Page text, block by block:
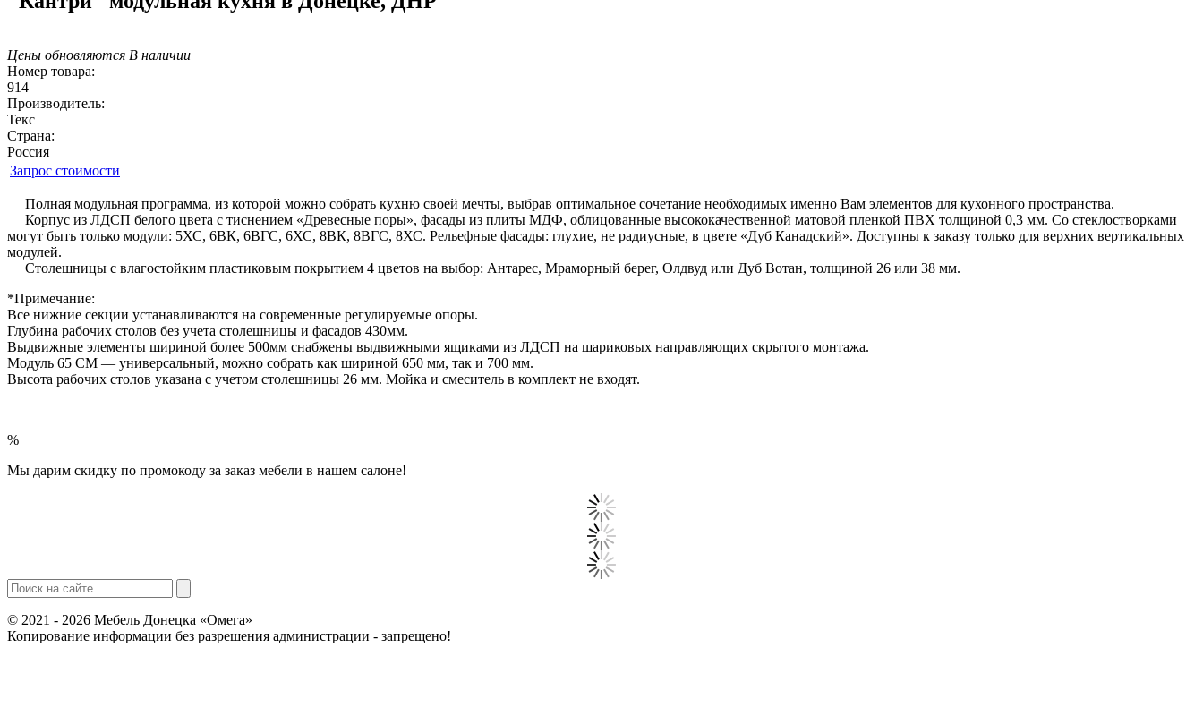
Цены обновляются В наличии
Номер товара:
914
Производитель:
Текс
Страна:
Россия
Запрос стоимости
Полная модульная программа, из которой можно собрать кухню своей мечты, выбрав оптимальное сочетание необходимых именно Вам элементов для кухонного пространства.
Корпус из ЛДСП белого цвета с тиснением «Древесные поры», фасады из плиты МДФ, облицованные высококачественной матовой пленкой ПВХ толщиной 0,3 мм. Со стеклостворками
могут быть только модули: 5ХС, 6ВК, 6ВГС, 6ХС, 8ВК, 8ВГС, 8ХС. Рельефные фасады: глухие, не радиусные, в цвете «Дуб Канадский». Доступны к заказу только для верхних вертикальных
модулей.
Столешницы с влагостойким пластиковым покрытием 4 цветов на выбор: Антарес, Мраморный берег, Олдвуд или Дуб Вотан, толщиной 26 или 38 мм.
*Примечание:
Все нижние секции устанавливаются на современные регулируемые опоры.
Глубина рабочих столов без учета столешницы и фасадов 430мм.
Выдвижные элементы шириной более 500мм снабжены выдвижными ящиками из ЛДСП на шариковых направляющих скрытого монтажа.
Модуль 65 СМ — универсальный, можно собрать как шириной 650 мм, так и 700 мм.
Высота рабочих столов указана с учетом столешницы 26 мм. Мойка и смеситель в комплект не входят.
%
Мы дарим скидку по промокоду за заказ мебели в нашем салоне!
© 2021 - 2026 Мебель Донецка «Омега»
Копирование информации без разрешения администрации - запрещено!